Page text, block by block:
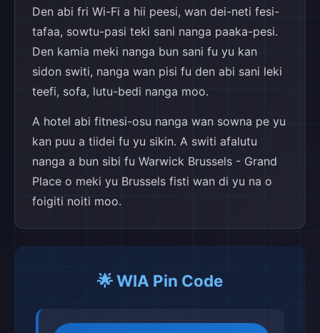
Den abi fri Wi-Fi a hii peesi, wan dei-neti fesi-
tafaa, sowtu-pasi teki sani nanga paaka-pesi.
Den kamia meki nanga bun sani fu yu kan
sidon switi, nanga wan pisi fu den abi sani leki
teefi, sofa, lutu-bedi nanga moo.
A hotel abi fitnesi-osu nanga wan sowna pe yu
kan puu a tiidei fu yu sikin. A switi afalutu
nanga a bun sibi fu Warwick Brussels - Grand
Place o meki yu Brussels fisti wan di yu na o
foigiti noiti moo.
🌟 WIA Pin Code